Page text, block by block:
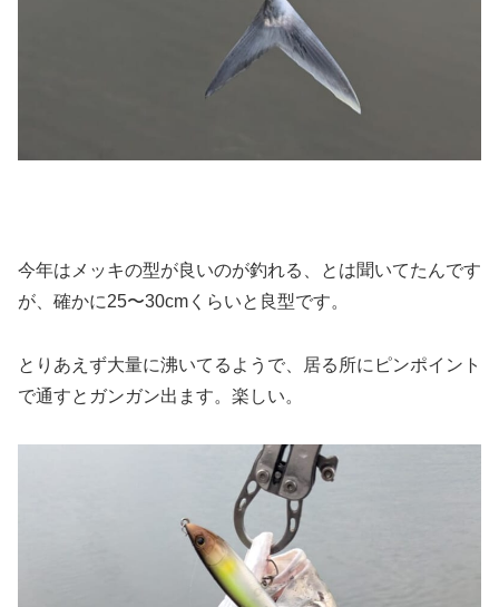
今年はメッキの型が良いのが釣れる、とは聞いてたんです
が、確かに25〜30cmくらいと良型です。
とりあえず大量に沸いてるようで、居る所にピンポイント
で通すとガンガン出ます。楽しい。